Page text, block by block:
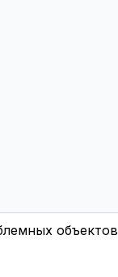
объектов